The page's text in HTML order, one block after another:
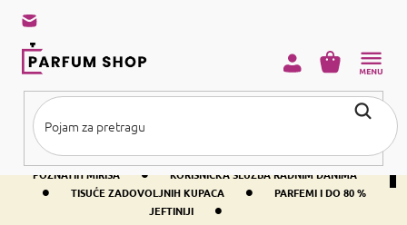
sadržaj
BESPLATNA DOSTAVA IZNAD PRIBLIŽNO 37 € •
400+ SVJETSKI
POZNATIH MIRISA
• KORISNIČKA SLUŽBA RADNIM DANIMA
• TISUĆE ZADOVOLJNIH KUPACA •
PARFEMI I DO 80 %
JEFTINIJI
•
KOŠARICA